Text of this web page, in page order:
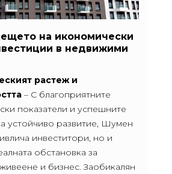
на икономически
в недвижими
растеж и
– С благоприятните
показатели и успешните
устойчиво развитие, Шумен
инвеститори, но и
обстановка за
и бизнес. Заобикалян